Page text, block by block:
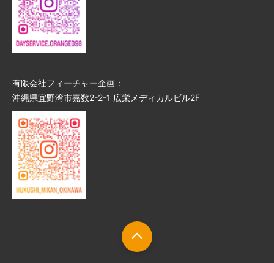
有限会社フィーチャー企画：
沖縄県宜野湾市嘉数2-2-1 広栄メディカルビル2F